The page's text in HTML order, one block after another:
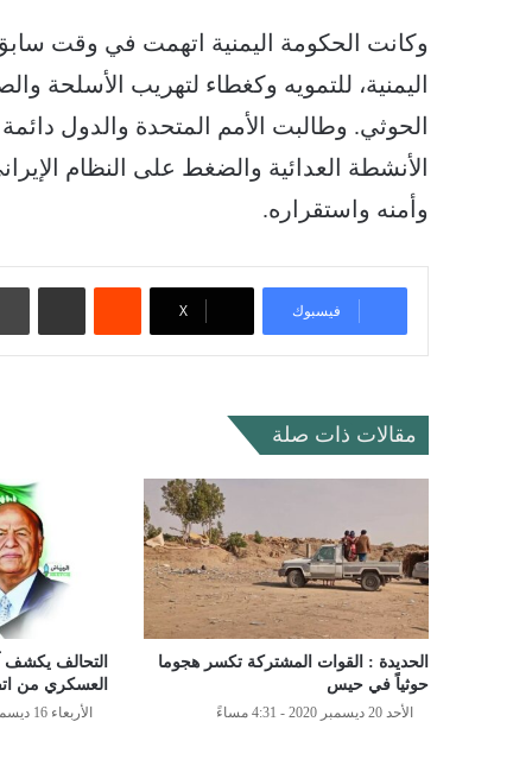
وكانت الحكومة اليمنية اتهمت في وقت
اليمنية، للتمويه وكغطاء لتهريب الأسلحة
الحوثي. وطالبت الأمم المتحدة والدول
الأنشطة العدائية والضغط على النظام
وأمنه واستقراره.
فيسبوك ‫X
مقالات ذات صلة
الحديدة : القوات المشتركة تكسر هجوما
حوثياً في حيس
الأحد 20 ديسمبر 2020 - 4:31 مساءً
التحالف
العسكري من
الأربعاء 16 ديسمبر 2020 - 8:49 مساءً